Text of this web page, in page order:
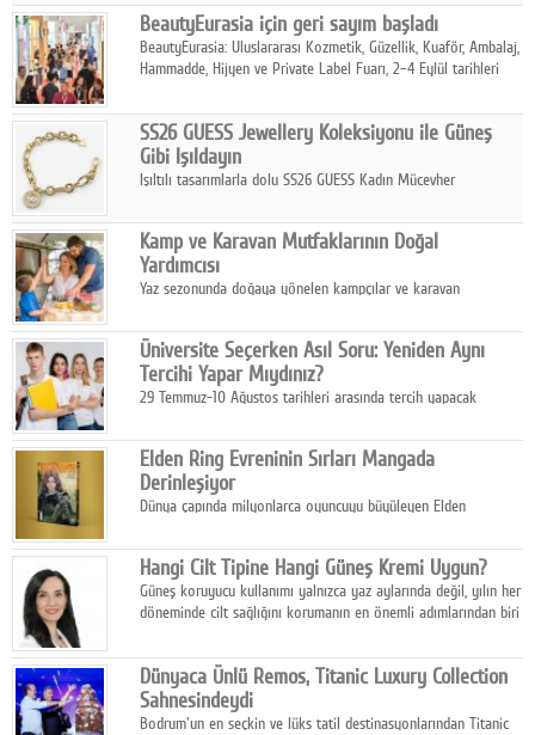
BeautyEurasia için geri sayım başladı
BeautyEurasia: Uluslararası Kozmetik, Güzellik, Kuaför, Ambalaj,
Hammadde, Hijyen ve Private Label Fuarı, 2–4 Eylül tarihleri
SS26 GUESS Jewellery Koleksiyonu ile Güneş
Gibi Işıldayın
Işıltılı tasarımlarla dolu SS26 GUESS Kadın Mücevher
dokunuşunu taşıyor.
Kamp ve Karavan Mutfaklarının Doğal
Yardımcısı
Yaz sezonunda doğaya yönelen kampçılar ve karavan
temizlik sağlayan, çevreye duyarlı bitkisel içerikli ürünleri tercih
ediyor.
Üniversite Seçerken Asıl Soru: Yeniden Aynı
Tercihi Yapar Mıydınız?
29 Temmuz-10 Ağustos tarihleri arasında tercih yapacak
Elden Ring Evreninin Sırları Mangada
Derinleşiyor
Dünya çapında milyonlarca oyuncuyu büyüleyen Elden
aksiyonu ve karanlık fantastik atmosferi bir araya getirmeyi
sürdürüyor.
Hangi Cilt Tipine Hangi Güneş Kremi Uygun?
Güneş koruyucu kullanımı yalnızca yaz aylarında değil, yılın her
döneminde cilt sağlığını korumanın en önemli adımlarından biri
Dünyaca Ünlü Remos, Titanic Luxury Collection
Sahnesindeydi
Bodrum'un en seçkin ve lüks tatil destinasyonlarından Titanic